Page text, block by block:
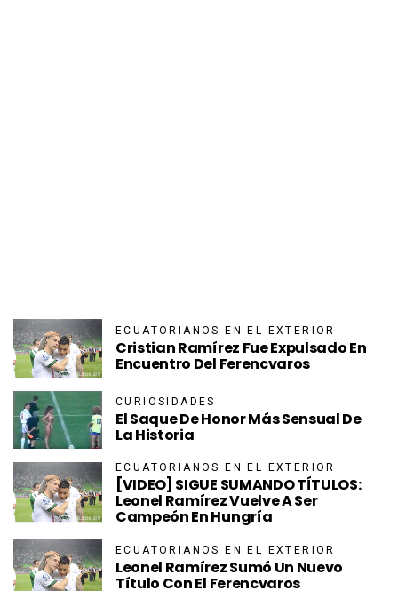
ECUATORIANOS EN EL EXTERIOR
Cristian Ramírez Fue Expulsado En
Encuentro Del Ferencvaros
CURIOSIDADES
El Saque De Honor Más Sensual De
La Historia
ECUATORIANOS EN EL EXTERIOR
[VIDEO] SIGUE SUMANDO TÍTULOS:
Leonel Ramírez Vuelve A Ser
Campeón En Hungría
ECUATORIANOS EN EL EXTERIOR
Leonel Ramírez Sumó Un Nuevo
Título Con El Ferencvaros